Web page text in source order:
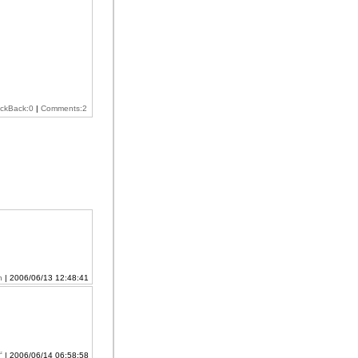
| Comments:2
| 2006/06/13 12:48:41
| 2006/06/14 06:58:58